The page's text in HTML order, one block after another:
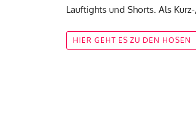
Lauftights und Shorts. Als
HIER GEHT ES ZU DEN HOSEN